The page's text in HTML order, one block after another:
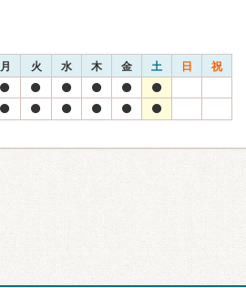
月 火 水 木 金 土 日 祝